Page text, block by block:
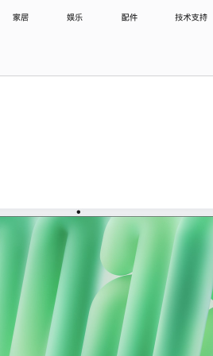
家居 娱乐 配件 技术支持